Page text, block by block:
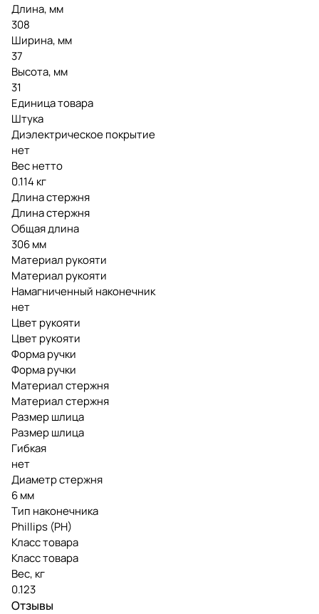
Длина, мм
308
Ширина, мм
37
Высота, мм
31
Единица товара
Штука
Диэлектрическое покрытие
нет
Вес нетто
0.114 кг
Длина стержня
Длина стержня
Общая длина
306 мм
Материал рукояти
Материал рукояти
Намагниченный наконечник
нет
Цвет рукояти
Цвет рукояти
Форма ручки
Форма ручки
Материал стержня
Материал стержня
Размер шлица
Размер шлица
Гибкая
нет
Диаметр стержня
6 мм
Тип наконечника
Phillips (PH)
Класс товара
Класс товара
Вес, кг
0.123
Отзывы